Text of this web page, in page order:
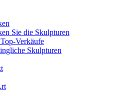
Sie die Skulpturen
Verkäufe
Skulpturen